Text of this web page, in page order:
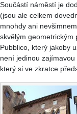
Součástí náměstí je
(jsou ale celkem
mnohdy ani
skvělým geometrickým
Pubblico, který jakoby
není jedinou zajímavou
který si ve zkratce